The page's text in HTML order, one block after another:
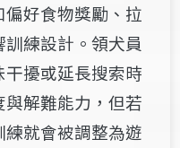
好食物獎勵、拉
練設計。領犬員
擾或延長搜索時
解難能力，但若
就會被調整為遊